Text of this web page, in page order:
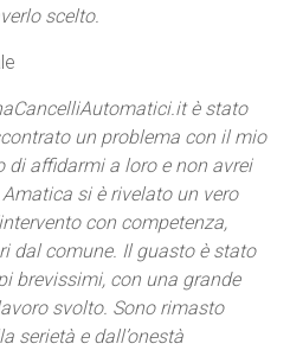
scelto.
è stato
un problema con il mio
di affidarmi a loro e non avrei
si è rivelato un vero
con competenza,
dal comune. Il guasto è stato
brevissimi, con una grande
svolto. Sono rimasto
serietà e dall’onestà